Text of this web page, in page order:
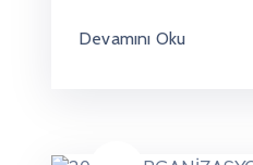
Devamını Oku